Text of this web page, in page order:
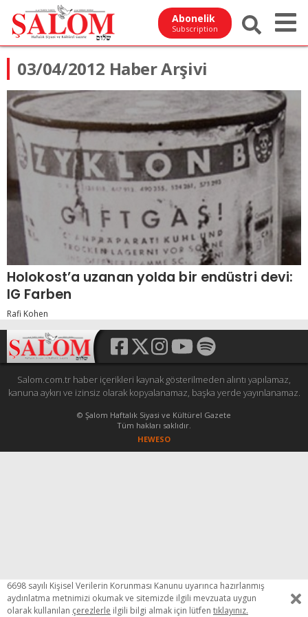
Abonelik
Subscription
03/04/2012 Haber Arşivi
Holokost’a uzanan yolda bir endüstri devi:
IG Farben
Rafi Kohen
Salom.com.tr haber içerikleri kaynak gösterilmeden alıntı yapılamaz,
kanuna aykırı ve izinsiz olarak kopyalanamaz, başka yerde yayınlanamaz.
© Şalom Haftalık Siyasi ve Kültürel Gazete
Tüm hakları saklıdır.
HEWESO
6698 sayılı Kişisel Verilerin Korunması Kanunu uyarınca hazırlanmış
aydınlatma metnimizi okumak ve sitemizde ilgili mevzuata uygun
olarak kullanılan çerezlerle ilgili bilgi almak için lütfen tıklayınız.